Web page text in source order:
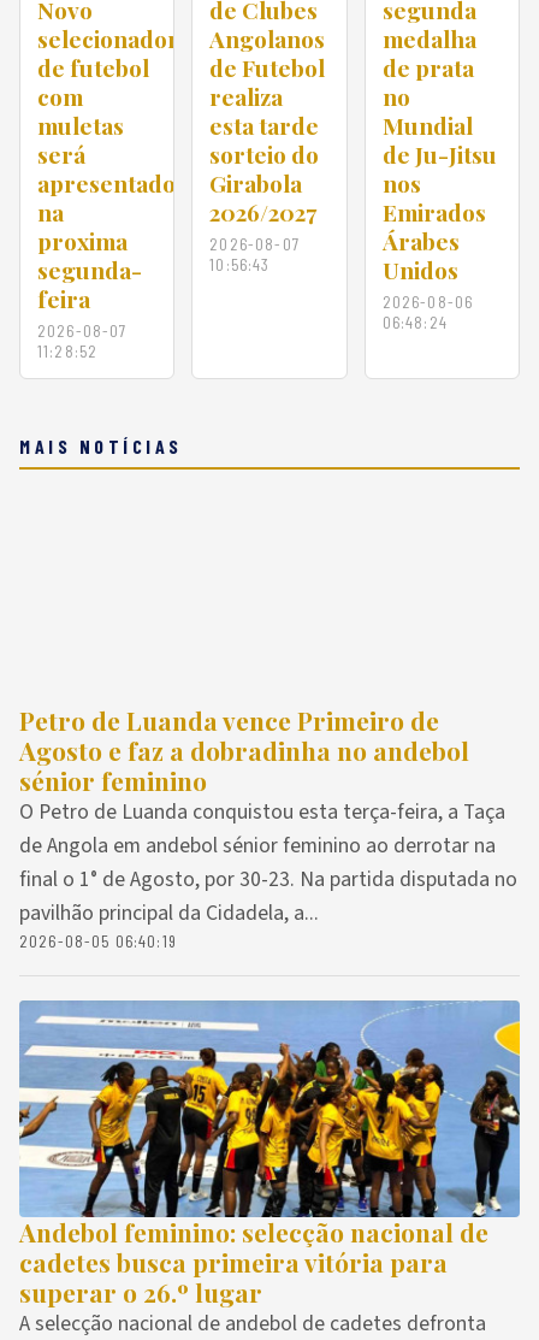
Novo
selecionador
de futebol
com
muletas
será
apresentado
na
proxima
segunda-
feira
2026-08-07
11:28:52
de Clubes
Angolanos
de Futebol
realiza
esta tarde
sorteio do
Girabola
2026/2027
2026-08-07
10:56:43
segunda
medalha
de prata
no
Mundial
de Ju-Jitsu
nos
Emirados
Árabes
Unidos
2026-08-06
06:48:24
MAIS NOTÍCIAS
Petro de Luanda vence Primeiro de
Agosto e faz a dobradinha no andebol
sénior feminino
O Petro de Luanda conquistou esta terça-feira, a Taça
de Angola em andebol sénior feminino ao derrotar na
final o 1° de Agosto, por 30-23. Na partida disputada no
pavilhão principal da Cidadela, a...
2026-08-05 06:40:19
Andebol feminino: selecção nacional de
cadetes busca primeira vitória para
superar o 26.º lugar
A selecção nacional de andebol de cadetes defronta